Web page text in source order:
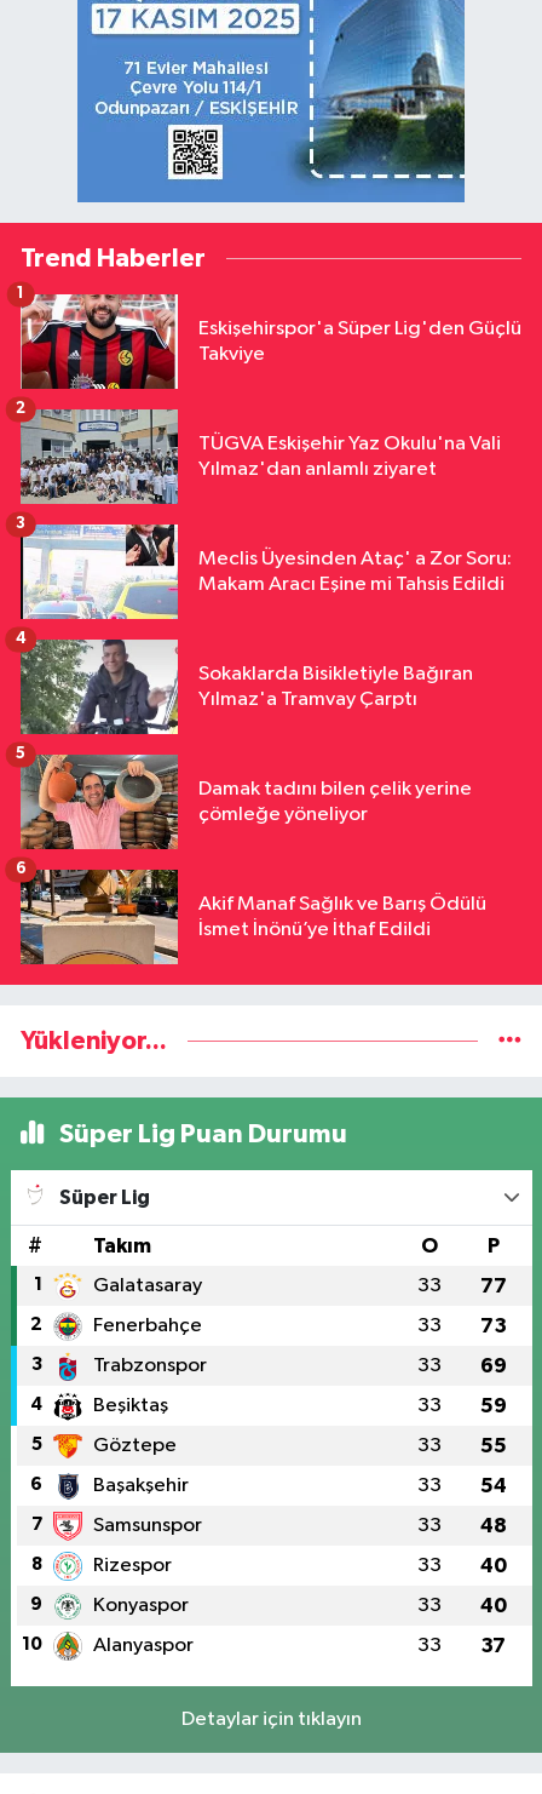
Trend Haberler
Eskişehirspor'a Süper Lig'den Güçlü
Takviye
1
TÜGVA Eskişehir Yaz Okulu'na Vali
Yılmaz'dan anlamlı ziyaret
2
Meclis Üyesinden Ataç' a Zor Soru:
Makam Aracı Eşine mi Tahsis Edildi
3
Sokaklarda Bisikletiyle Bağıran
Yılmaz'a Tramvay Çarptı
4
Damak tadını bilen çelik yerine
çömleğe yöneliyor
5
Akif Manaf Sağlık ve Barış Ödülü
İsmet İnönü’ye İthaf Edildi
6
Yükleniyor...
Süper Lig Puan Durumu
Süper Lig
# Takım O P
1 Galatasaray 33 77
2 Fenerbahçe 33 73
3 Trabzonspor 33 69
4 Beşiktaş 33 59
5 Göztepe 33 55
6 Başakşehir 33 54
7 Samsunspor 33 48
8 Rizespor 33 40
9 Konyaspor 33 40
10 Alanyaspor 33 37
Detaylar için tıklayın